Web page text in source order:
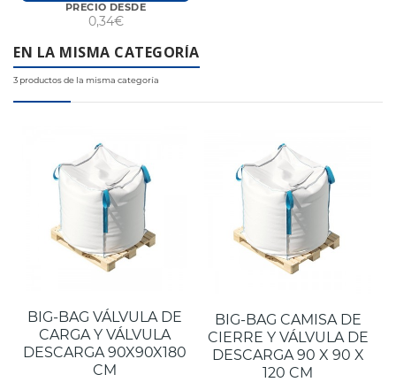
PRECIO DESDE
0,34€
EN LA MISMA CATEGORÍA
3 productos de la misma categoría
BIG-BAG VÁLVULA DE
CARGA Y VÁLVULA
DESCARGA 90X90X180
CM
BIG-BAG CAMISA DE
CIERRE Y VÁLVULA DE
DESCARGA 90 X 90 X
120 CM